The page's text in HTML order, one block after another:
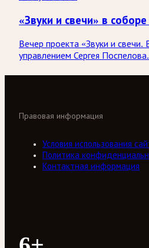
«Звуки и свечи» в
Вечер проекта «Звуки и
управлением Сергея Поспелова.
Правовая информация
Условия использования
Политика
Контактная информация